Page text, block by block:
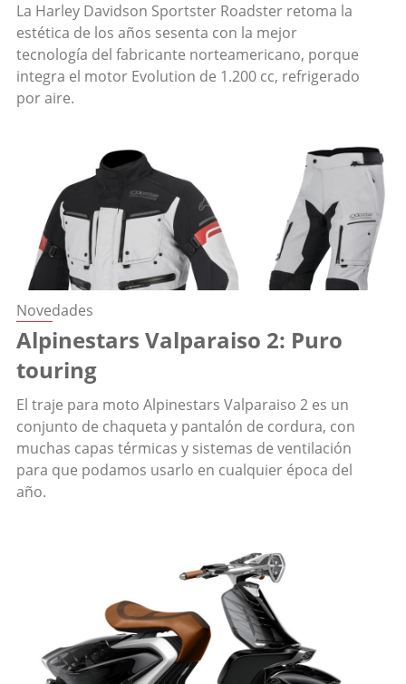
La Harley Davidson Sportster Roadster retoma la
estética de los años sesenta con la mejor
tecnología del fabricante norteamericano, porque
integra el motor Evolution de 1.200 cc, refrigerado
por aire.
Novedades
Alpinestars Valparaiso 2: Puro
touring
El traje para moto Alpinestars Valparaiso 2 es un
conjunto de chaqueta y pantalón de cordura, con
muchas capas térmicas y sistemas de ventilación
para que podamos usarlo en cualquier época del
año.